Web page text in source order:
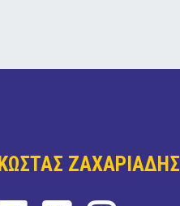
ΚΩΣΤΑΣ ΖΑΧΑΡΙΑΔΗΣ